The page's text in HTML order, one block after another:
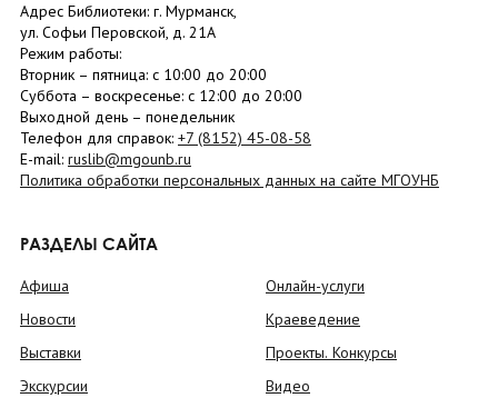
Адрес Библиотеки: г. Мурманск,
ул. Софьи Перовской, д. 21А
Режим работы:
Вторник – пятница: с 10:00 до 20:00
Суббота – воскресенье: c 12:00 до 20:00
Выходной день – понедельник
Телефон для справок: +7 (8152) 45-08-58
E-mail: ruslib@mgounb.ru
Политика обработки персональных данных на сайте МГОУНБ
РАЗДЕЛЫ САЙТА
Афиша
Новости
Выставки
Экскурсии
Онлайн-услуги
Краеведение
Проекты. Конкурсы
Видео